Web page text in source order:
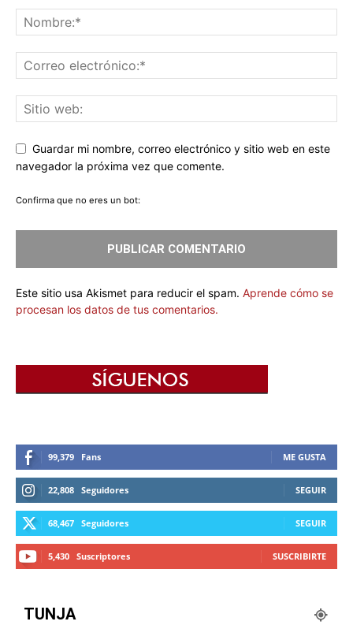
Guardar mi nombre, correo electrónico y sitio web en este
navegador la próxima vez que comente.
Confirma que no eres un bot:
Este sitio usa Akismet para reducir el spam. Aprende cómo se
procesan los datos de tus comentarios.
99,379 Fans ME GUSTA
22,808 Seguidores SEGUIR
68,467 Seguidores SEGUIR
5,430 Suscriptores SUSCRIBIRTE
TUNJA